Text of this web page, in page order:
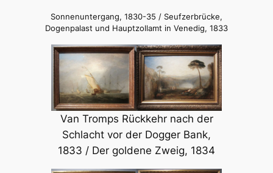
Sonnenuntergang, 1830-35 / Seufzerbrücke,
Dogenpalast und Hauptzollamt in Venedig, 1833
Van Tromps Rückkehr nach der
Schlacht vor der Dogger Bank,
1833 / Der goldene Zweig, 1834